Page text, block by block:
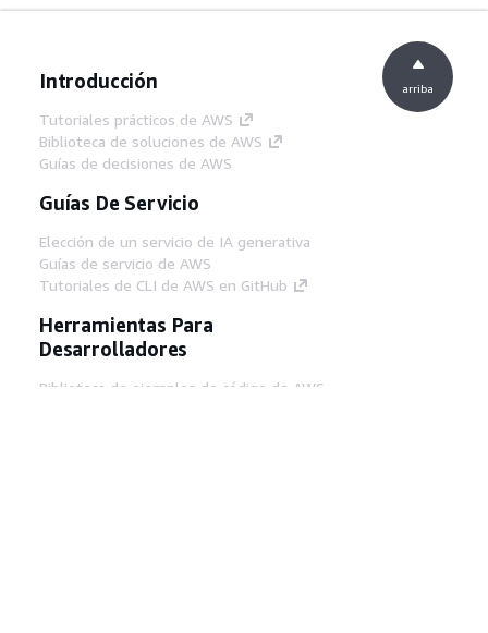
Introducción
Tutoriales prácticos de AWS
Biblioteca de soluciones de AWS
Guías de decisiones de AWS
Guías De Servicio
Elección de un servicio de IA generativa
Guías de servicio de AWS
Tutoriales de CLI de AWS en GitHub
Herramientas Para
Desarrolladores
Biblioteca de ejemplos de código de AWS
arriba